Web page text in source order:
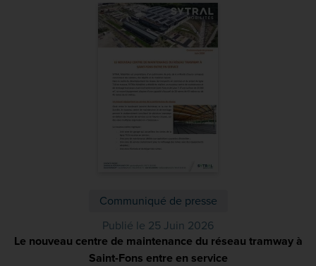
Communiqué de presse
Publié le 25 Juin 2026
Le nouveau centre de maintenance du réseau tramway à
Saint-Fons entre en service